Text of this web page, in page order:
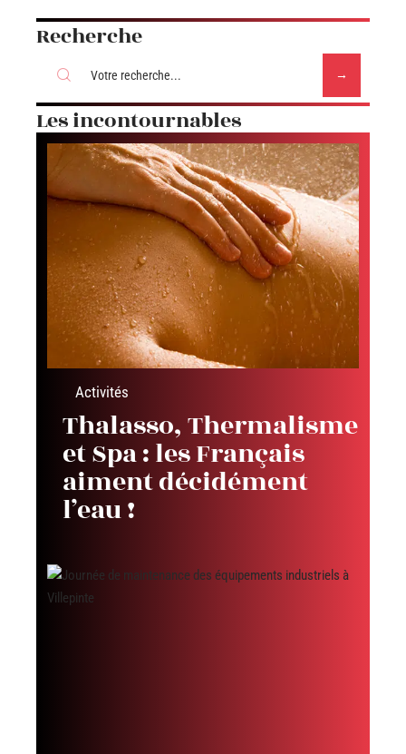
Recherche
Les incontournables
Activités
Thalasso, Thermalisme
et Spa : les Français
aiment décidément
l’eau !